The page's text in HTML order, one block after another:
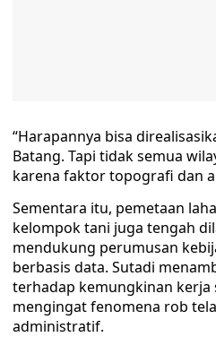
“Harapannya bisa
Batang. Tapi tidak semua
karena faktor topografi dan
Sementara itu, pemetaan
kelompok tani juga tengah
mendukung perumusan
berbasis data. Sutadi
terhadap kemungkinan kerja
mengingat fenomena rob
administratif.